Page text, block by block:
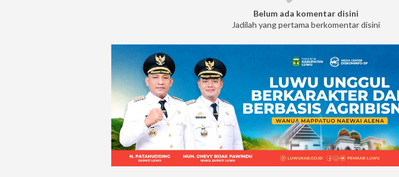
Belum ada komentar disini
Jadilah yang pertama berkomentar disini